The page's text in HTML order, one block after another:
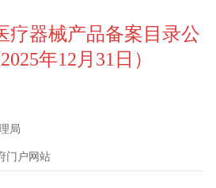
疗器械产品备案目录公
年12月31日）
局
门户网站